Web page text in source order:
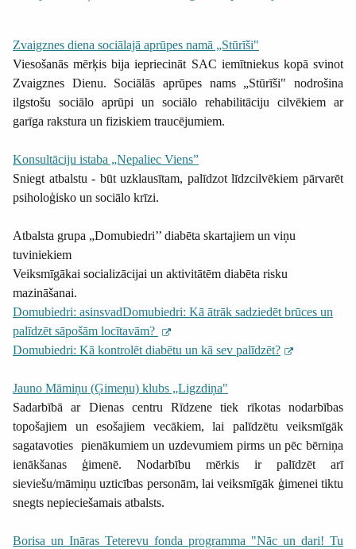
Zvaigznes diena sociālajā aprūpes namā „Stūrīši"
Viesošanās mērķis bija iepriecināt SAC iemītniekus kopā svinot
Zvaigznes Dienu. Sociālās aprūpes nams „Stūrīši" nodrošina
ilgstošu sociālo aprūpi un sociālo rehabilitāciju cilvēkiem ar
garīga rakstura un fiziskiem traucējumiem.
Konsultāciju istaba „Nepaliec Viens”
Sniegt atbalstu - būt uzklausītam, palīdzot līdzcilvēkiem pārvarēt
psiholoģisko un sociālo krīzi.
Atbalsta grupa „Domubiedri’’ diabēta skartajiem un viņu
tuviniekiem
Veiksmīgākai socializācijai un aktivitātēm diabēta risku
mazināšanai.
Domubiedri: asinsvadDomubiedri: Kā ātrāk sadziedēt brūces un
palīdzēt sāpošām locītavām?
Domubiedri: Kā kontrolēt diabētu un kā sev palīdzēt?
Jauno Māmiņu (Ģimeņu) klubs „Ligzdiņa"
Sadarbībā ar Dienas centru Rīdzene tiek rīkotas nodarbības
topošajiem un esošajiem vecākiem, lai palīdzētu veiksmīgāk
sagatavoties pienākumiem un uzdevumiem pirms un pēc bērniņa
ienākšanas ģimenē. Nodarbību mērkis ir palīdzēt arī
sieviešu/māmiņu uzticības personām, lai veiksmīgāk ģimenei tiktu
snegts nepieciešamais atbalsts.
Borisa un Ināras Teterevu fonda programma "Nāc un dari! Tu